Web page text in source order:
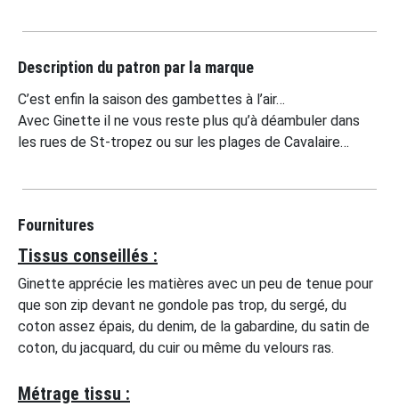
Description du patron par la marque
C’est enfin la saison des gambettes à l’air…
Avec Ginette il ne vous reste plus qu’à déambuler dans
les rues de St-tropez ou sur les plages de Cavalaire…
Fournitures
Tissus conseillés :
Ginette apprécie les matières avec un peu de tenue pour
que son zip devant ne gondole pas trop, du sergé, du
coton assez épais, du denim, de la gabardine, du satin de
coton, du jacquard, du cuir ou même du velours ras.
Métrage tissu :